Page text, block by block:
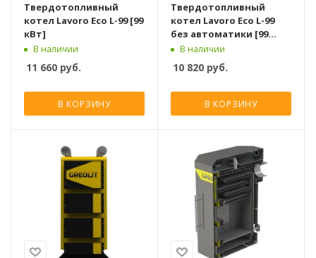
Твердотопливный
котел Lavoro Eco L-99 [99
кВт]
В наличии
11 660 руб.
В КОРЗИНУ
Твердотопливный
котел Lavoro Eco L-99
без автоматики [99
кВт]
В наличии
10 820 руб.
В КОРЗИНУ